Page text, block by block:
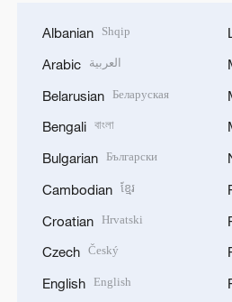
Albanian Shqip
Arabic العربية
Belarusian Беларуская
Bengali বাংলা
Bulgarian Български
Cambodian ខ្មែរ
Croatian Hrvatski
Czech Český
English English